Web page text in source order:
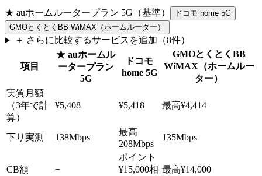
★ auホームルータープラン 5G （基準）
ドコモ home 5G
GMOとくとくBB WiMAX（ホームルーター）
＋ さらに比較するサービスを追加（8件）
項目
★ auホームル
ータープラン
5G
ドコモ
home 5G
GMOとくとくBB
WiMAX（ホームルー
ター）
実質月額
（3年で計
算）
¥5,408 ¥5,418 最高¥4,414
下り実測 138Mbps
最高
208Mbps
135Mbps
CB額 −
ポイント
¥15,000相 最高¥14,000